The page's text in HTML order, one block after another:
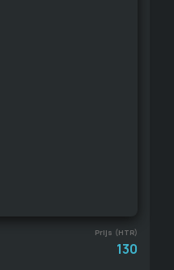
Prijs (HTR)
130